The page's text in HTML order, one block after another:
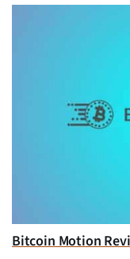
Bitcoin Motion